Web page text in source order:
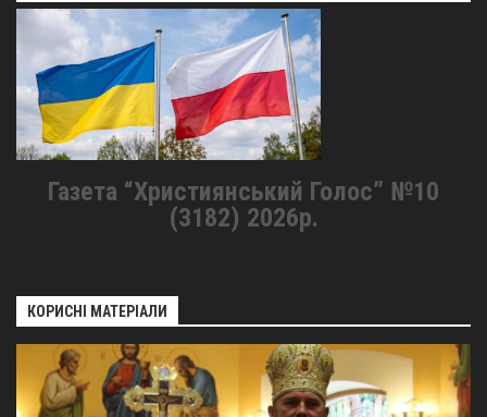
Газета “Християнський Голос” №10
(3182) 2026р.
КОРИСНІ МАТЕРІАЛИ